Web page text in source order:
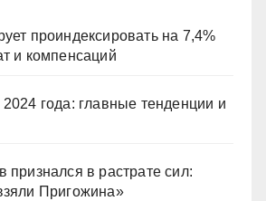
проиндексировать на 7,4%
и компенсаций
года: главные тенденции и
признался в растрате сил:
Пригожина»